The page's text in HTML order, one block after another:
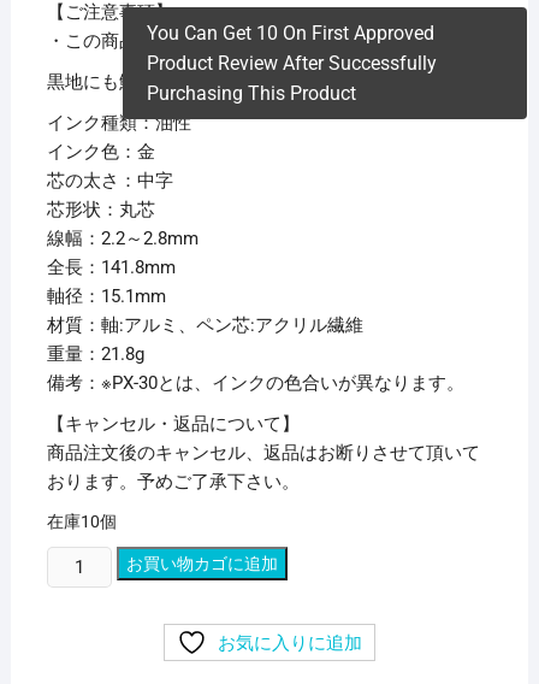
【ご注意事項】
・この商品は下記内容×30セットでお届けします。
黒地にも鮮やかに書ける発色のよさが自慢です。
インク種類：油性
インク色：金
芯の太さ：中字
芯形状：丸芯
線幅：2.2～2.8mm
全長：141.8mm
軸径：15.1mm
材質：軸:アルミ、ペン芯:アクリル繊維
重量：21.8g
備考：※PX-30とは、インクの色合いが異なります。
【キャンセル・返品について】
商品注文後のキャンセル、返品はお断りさせて頂いて
おります。予めご了承下さい。
在庫10個
You Can Get 10 On First Approved
Product Review After Successfully
Purchasing This Product
と
お買い物カゴに追加
お気に入りに追加